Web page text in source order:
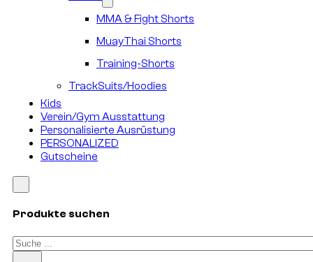
MMA & Fight Shorts
MuayThai Shorts
Training-Shorts
TrackSuits/Hoodies
Kids
Verein/Gym Ausstattung
Personalisierte Ausrüstung
PERSONALIZED
Gutscheine
Produkte suchen
Suchen